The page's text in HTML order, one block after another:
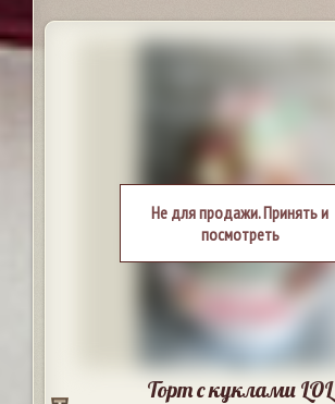
Не для продажи. Принять и
посмотреть
Торт с куклами LOL